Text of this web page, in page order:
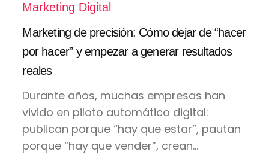
Marketing Digital
Marketing de precisión: Cómo dejar de “hacer
por hacer” y empezar a generar resultados
reales
Durante años, muchas empresas han
vivido en piloto automático digital:
publican porque “hay que estar”, pautan
porque “hay que vender”, crean...